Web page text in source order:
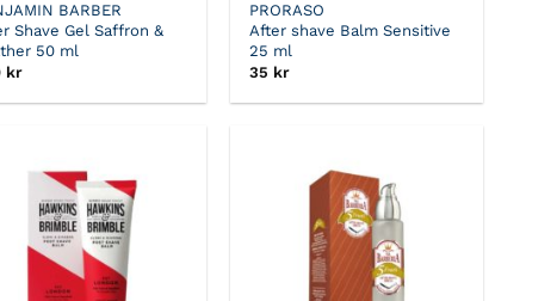
BARBER
Shave Gel Saffron &
50 ml
kr
PRORASO
After shave Balm Sensitive
25 ml
35 kr